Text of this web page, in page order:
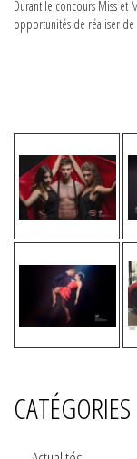
Durant le concours Miss et
opportunités de réaliser
CATÉGORIES